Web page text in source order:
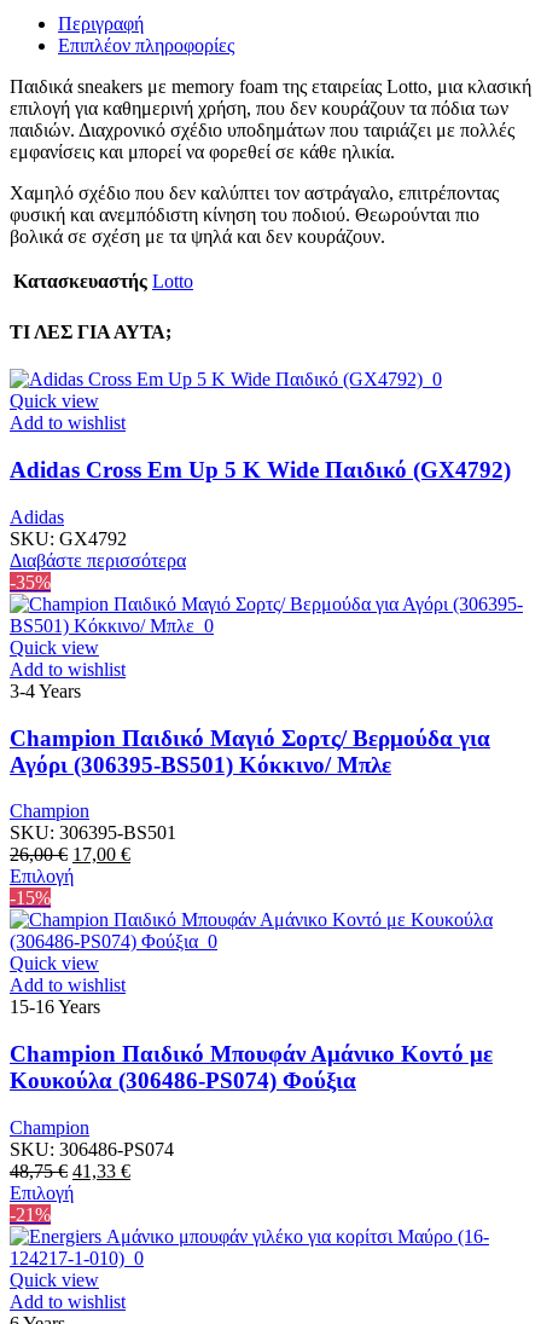
Περιγραφή
Επιπλέον πληροφορίες
Παιδικά sneakers με memory foam της εταιρείας Lotto, μια κλασική
επιλογή για καθημερινή χρήση, που δεν κουράζουν τα πόδια των
παιδιών. Διαχρονικό σχέδιο υποδημάτων που ταιριάζει με πολλές
εμφανίσεις και μπορεί να φορεθεί σε κάθε ηλικία.
Χαμηλό σχέδιο που δεν καλύπτει τον αστράγαλο, επιτρέποντας
φυσική και ανεμπόδιστη κίνηση του ποδιού. Θεωρούνται πιο
βολικά σε σχέση με τα ψηλά και δεν κουράζουν.
Κατασκευαστής Lotto
ΤΙ ΛΕΣ ΓΙΑ ΑΥΤΑ;
Quick view
Add to wishlist
Adidas Cross Em Up 5 K Wide Παιδικό (GX4792)
Adidas
SKU: GX4792
Διαβάστε περισσότερα
-35%
Quick view
Add to wishlist
3-4 Years
Champion Παιδικό Μαγιό Σορτς/ Βερμούδα για
Αγόρι (306395-BS501) Κόκκινο/ Μπλε
Champion
SKU: 306395-BS501
26,00€ Original
price
26,00 €.
17,00 €Η
είναι:
17,00 €.
ΕπιλογήΑυτό
προϊόν
έχει
πολλαπλές
παραλλαγές.
Οι
μπορούν
να
επιλεγούν
σελίδα
του
προϊόντος
-15%
Quick view
Add to wishlist
15-16 Years
Champion Παιδικό Μπουφάν Αμάνικο Κοντό με
Κουκούλα (306486-PS074) Φούξια
Champion
SKU: 306486-PS074
48,75€ Original
price
48,75 €.
41,33 €Η
είναι:
41,33 €.
ΕπιλογήΑυτό
προϊόν
έχει
πολλαπλές
παραλλαγές.
-21%
Quick view
Add to wishlist